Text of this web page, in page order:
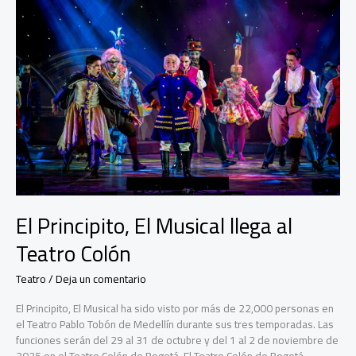
El Principito, El Musical llega al
Teatro Colón
Teatro/Deja un comentario
El Principito, El Musical ha sido visto por más de 22,000 personas en
el Teatro Pablo Tobón de Medellín durante sus tres temporadas. Las
funciones serán del 29 al 31 de octubre y del 1 al 2 de noviembre de